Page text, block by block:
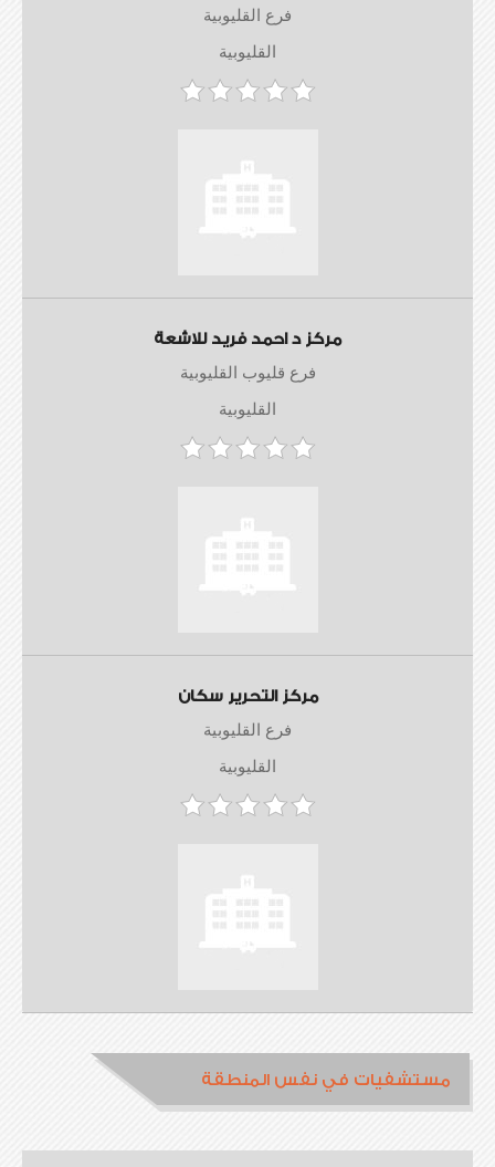
فرع القليوبية
القليوبية
مركز د احمد فريد للاشعة
فرع قليوب القليوبية
القليوبية
مركز التحرير سكان
فرع القليوبية
القليوبية
مستشفيات في نفس المنطقة